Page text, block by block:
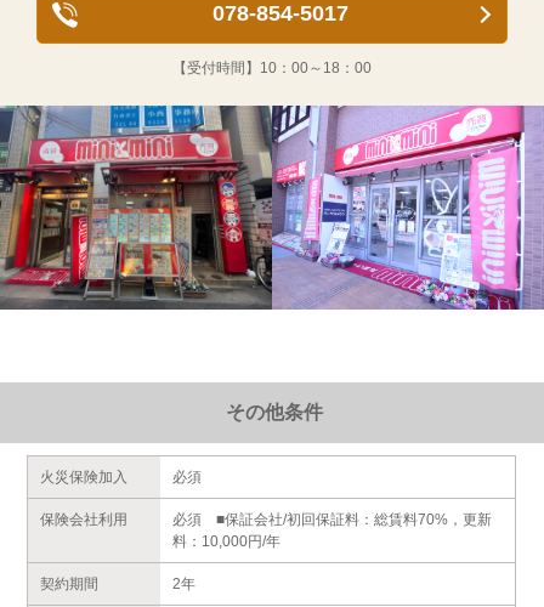
078-854-5017
【受付時間】 10：00～18：00
その他条件
火災保険加入 必須
保険会社利用
必須 ■保証会社/初回保証料：総賃料70%，更新
料：10,000円/年
契約期間 2年